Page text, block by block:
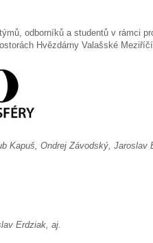
odborníků a studentů v rámci
Hvězdárny Valašské
Kapuš, Ondrej Závodský, Jaroslav
Erdziak, aj.